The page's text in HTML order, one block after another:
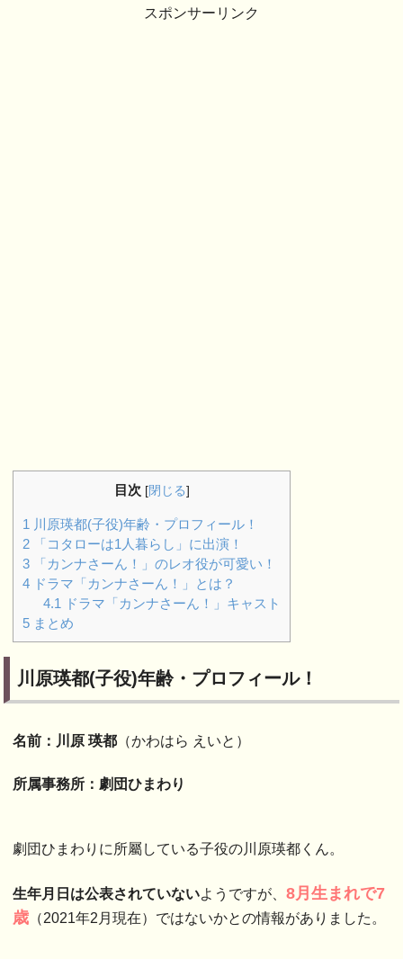
スポンサーリンク
目次 [閉じる]
1 川原瑛都(子役)年齢・プロフィール！
2 「コタローは1人暮らし」に出演！
3 「カンナさーん！」のレオ役が可愛い！
4 ドラマ「カンナさーん！」とは？
4.1
ドラマ「カンナさーん！」キャスト
5 まとめ
川原瑛都(子役)年齢・プロフィール！
名前：川原 瑛都 （かわはら えいと）
所属事務所：劇団ひまわり
劇団ひまわりに所屬している子役の川原瑛都くん。
生年月日は公表されていないようですが、8月生まれで7
歳 （2021年2月現在）ではないかとの情報がありました。